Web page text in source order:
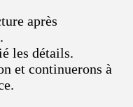
après
les détails.
et continuerons à